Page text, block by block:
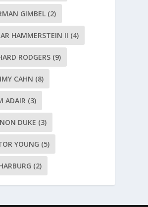
GIMBEL (2)
HAMMERSTEIN II (4)
RODGERS (9)
CAHN (8)
ADAIR (3)
DUKE (3)
YOUNG (5)
(2)